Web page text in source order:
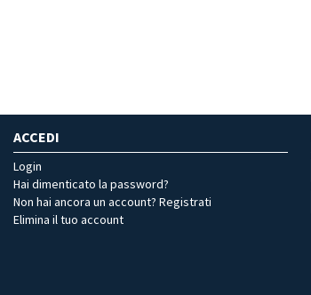
ACCEDI
Login
Hai dimenticato la password?
Non hai ancora un account? Registrati
Elimina il tuo account